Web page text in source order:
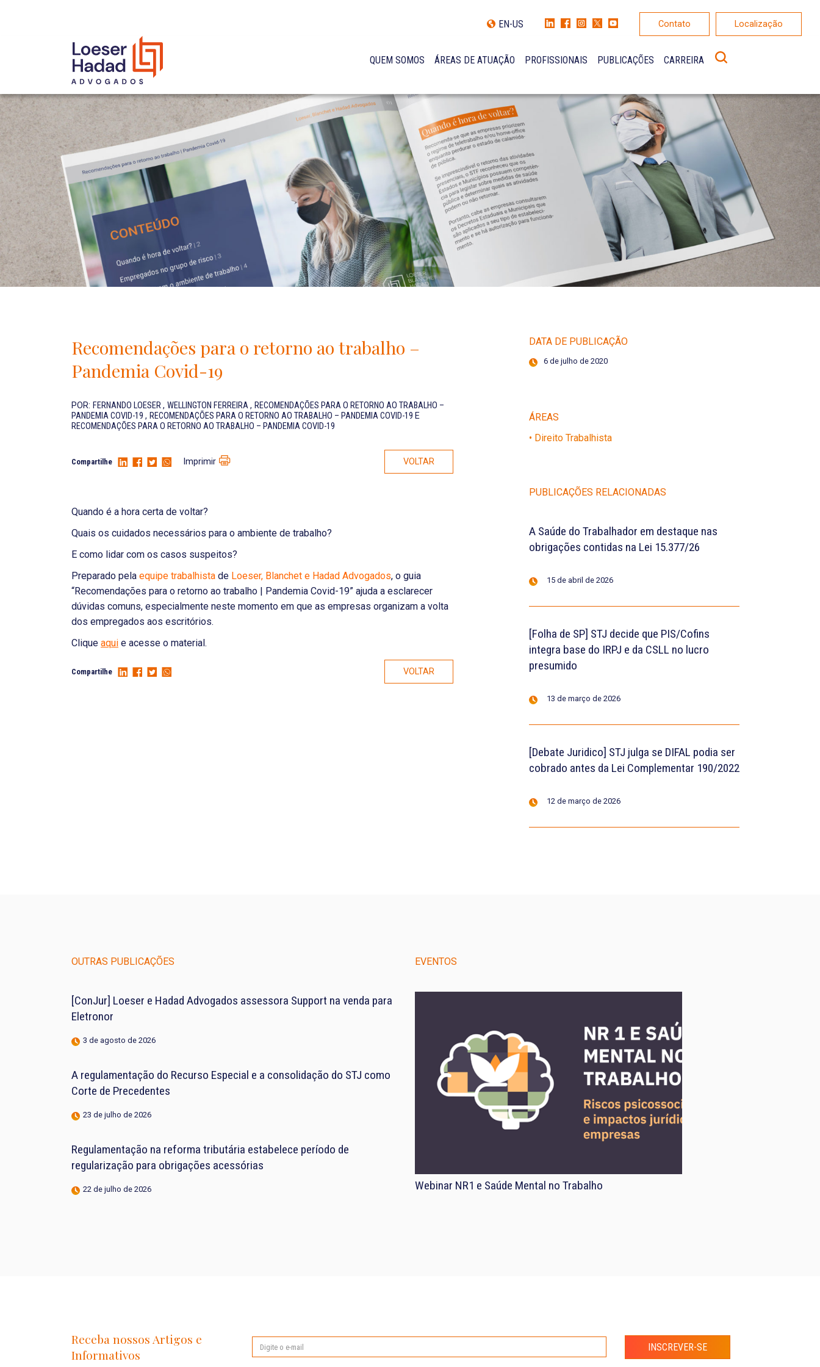
INTERNATIONAL NETWORK
PRÊMIOS
NOSSA EQUIPE
EN-US Contato Localização
QUEM SOMOS
INCLUSÃO E DIVERSIDADE
INTERNATIONAL NETWORK
PRÊMIOS
NOSSA EQUIPE
ÁREAS DE ATUAÇÃO PROFISSIONAIS PUBLICAÇÕES CARREIRA
Recomendações para o retorno ao trabalho –
Pandemia Covid-19
POR: FERNANDO LOESER, WELLINGTON FERREIRA, RECOMENDAÇÕES PARA O RETORNO AO TRABALHO –
PANDEMIA COVID-19 , RECOMENDAÇÕES PARA O RETORNO AO TRABALHO – PANDEMIA COVID-19 E
RECOMENDAÇÕES PARA O RETORNO AO TRABALHO – PANDEMIA COVID-19
Compartilhe Imprimir VOLTAR
Quando é a hora certa de voltar?
Quais os cuidados necessários para o ambiente de trabalho?
E como lidar com os casos suspeitos?
Preparado pela equipe trabalhista de Loeser, Blanchet e Hadad Advogados, o guia
“Recomendações para o retorno ao trabalho | Pandemia Covid-19” ajuda a esclarecer
dúvidas comuns, especialmente neste momento em que as empresas organizam a volta
dos empregados aos escritórios.
Clique aqui e acesse o material.
Compartilhe VOLTAR
DATA DE PUBLICAÇÃO
6 de julho de 2020
ÁREAS
• Direito Trabalhista
PUBLICAÇÕES RELACIONADAS
A Saúde do Trabalhador em destaque nas
obrigações contidas na Lei 15.377/26
15 de abril de 2026
[Folha de SP] STJ decide que PIS/Cofins
integra base do IRPJ e da CSLL no lucro
presumido
13 de março de 2026
[Debate Juridico] STJ julga se DIFAL podia ser
cobrado antes da Lei Complementar 190/2022
12 de março de 2026
OUTRAS PUBLICAÇÕES
[ConJur] Loeser e Hadad Advogados assessora Support na venda para
Eletronor
3 de agosto de 2026
A regulamentação do Recurso Especial e a consolidação do STJ como
Corte de Precedentes
23 de julho de 2026
Regulamentação na reforma tributária estabelece período de
regularização para obrigações acessórias
22 de julho de 2026
EVENTOS
Webinar NR1 e Saúde Mental no Trabalho
Receba nossos Artigos e
Informativos
INSCREVER-SE